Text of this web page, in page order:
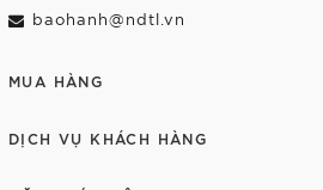
baohanh@ndtl.vn
MUA HÀNG
DỊCH VỤ KHÁCH HÀNG